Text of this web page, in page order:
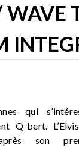
WAVE
qui
Q-bert.
son